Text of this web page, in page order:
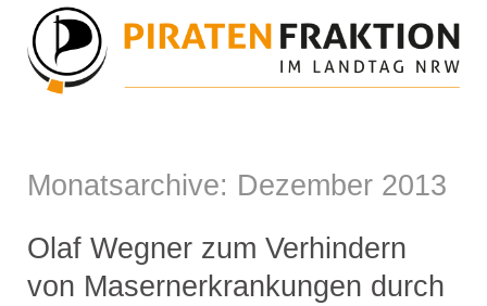
Monatsarchive: Dezember 2013
Olaf Wegner zum Verhindern
von Masernerkrankungen durch